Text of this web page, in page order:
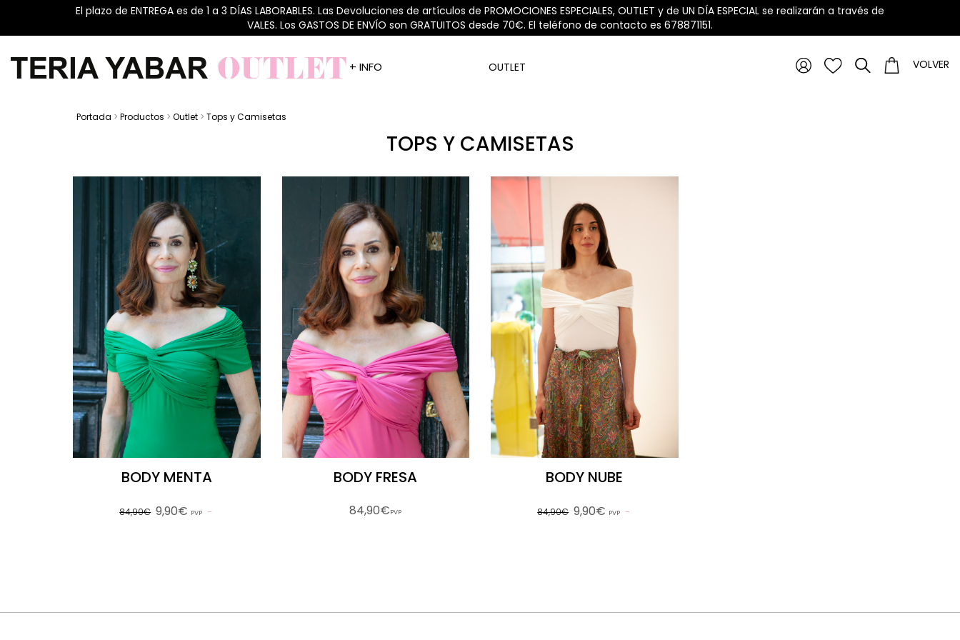
El plazo de ENTREGA es de 1 a 3 DÍAS LABORABLES. Las Devoluciones de artículos de PROMOCIONES ESPECIALES, OUTLET y de UN DÍA ESPECIAL se realizarán a través de
VALES. Los GASTOS DE ENVÍO son GRATUITOS desde 70€. El teléfono de contacto es 678871151.
VOLVER
+ INFO OUTLET
Portada > Productos > Outlet > Tops y Camisetas
TOPS Y CAMISETAS
BODY MENTA
84,90€ 9,90€ PVP
BODY FRESA
84,90€PVP
BODY NUBE
84,90€ 9,90€ PVP